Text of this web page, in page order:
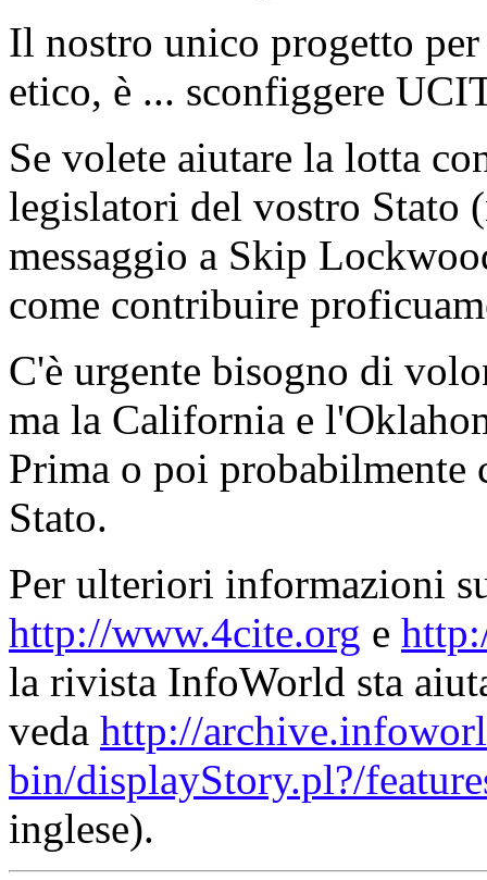
Il nostro unico progetto
etico, è ... sconfiggere
Se volete aiutare la lotta
legislatori del vostro Stato
messaggio a Skip
come contribuire
C'è urgente bisogno di
ma la California e
Prima o poi probabilmente
Stato.
Per ulteriori informazioni
http://www.4cite.org e
la rivista InfoWorld sta
veda http://
bin/displayStory.pl?/
inglese).